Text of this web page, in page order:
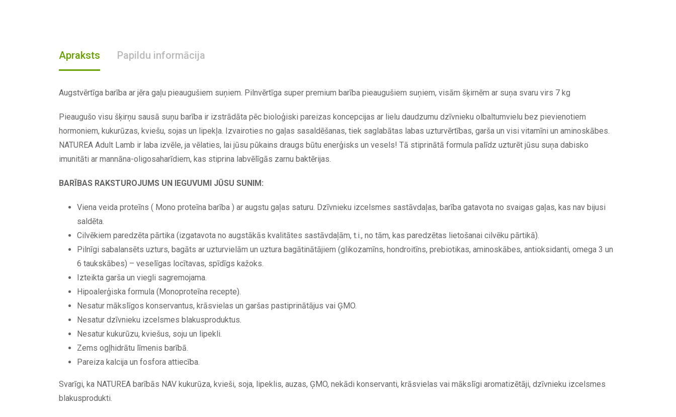
Apraksts Papildu informācija
Augstvērtīga barība ar jēra gaļu pieaugušiem suņiem. Pilnvērtīga super premium barība pieaugušiem suņiem, visām šķirnēm ar suņa svaru virs 7 kg
Pieaugušo visu šķirņu sausā suņu barība ir izstrādāta pēc bioloģiski pareizas koncepcijas ar lielu daudzumu dzīvnieku olbaltumvielu bez pievienotiem
hormoniem, kukurūzas, kviešu, sojas un lipekļa. Izvairoties no gaļas sasaldēšanas, tiek saglabātas labas uzturvērtības, garša un visi vitamīni un aminoskābes.
NATUREA Adult Lamb ir laba izvēle, ja vēlaties, lai jūsu pūkains draugs būtu enerģisks un vesels! Tā stiprinātā formula palīdz uzturēt jūsu suņa dabisko
imunitāti ar mannāna-oligosaharīdiem, kas stiprina labvēlīgās zarnu baktērijas.
BARĪBAS RAKSTUROJUMS UN IEGUVUMI JŪSU SUNIM:
Viena veida proteīns ( Mono proteīna barība ) ar augstu gaļas saturu. Dzīvnieku izcelsmes sastāvdaļas, barība gatavota no svaigas gaļas, kas nav bijusi
saldēta.
Cilvēkiem paredzēta pārtika (izgatavota no augstākās kvalitātes sastāvdaļām, t.i., no tām, kas paredzētas lietošanai cilvēku pārtikā).
Pilnīgi sabalansēts uzturs, bagāts ar uzturvielām un uztura bagātinātājiem (glikozamīns, hondroitīns, prebiotikas, aminoskābes, antioksidanti, omega 3 un
6 taukskābes) – veselīgas locītavas, spīdīgs kažoks.
Izteikta garša un viegli sagremojama.
Hipoalerģiska formula (Monoproteīna recepte).
Nesatur mākslīgos konservantus, krāsvielas un garšas pastiprinātājus vai ĢMO.
Nesatur dzīvnieku izcelsmes blakusproduktus.
Nesatur kukurūzu, kviešus, soju un lipekli.
Zems ogļhidrātu līmenis barībā.
Pareiza kalcija un fosfora attiecība.
Svarīgi, ka NATUREA barībās NAV kukurūza, kvieši, soja, lipeklis, auzas, ĢMO, nekādi konservanti, krāsvielas vai mākslīgi aromatizētāji, dzīvnieku izcelsmes
blakusprodukti.